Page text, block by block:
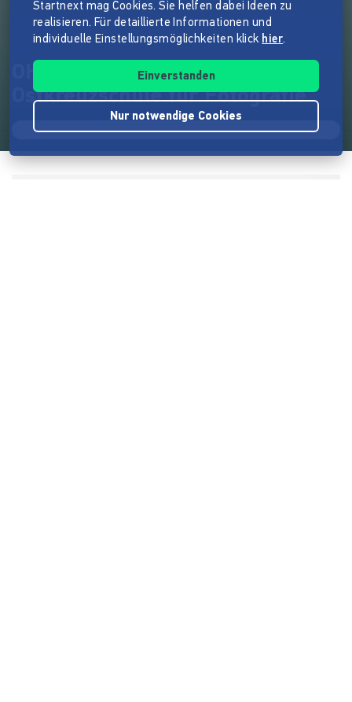
OHO Abschlussausstellung der
Ostkreuzschule für Fotografie
Startnext mag Cookies. Sie helfen dabei Ideen zu
realisieren. Für detaillierte Informationen und
individuelle Einstellungsmöglichkeiten klick hier.
Einverstanden
Nur notwendige Cookies